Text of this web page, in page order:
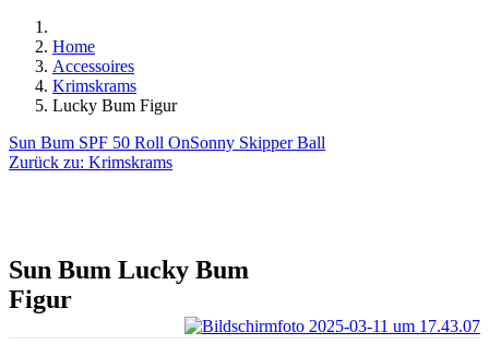
Home
Accessoires
Krimskrams
Lucky Bum Figur
Sun Bum SPF 50 Roll OnSonny Skipper Ball
Zurück zu: Krimskrams
Sun Bum Lucky Bum
Figur